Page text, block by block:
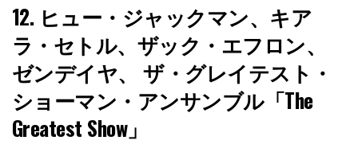
12. ヒュー・ジャックマン、キア
ラ・セトル、ザック・エフロン、
ゼンデイヤ、 ザ・グレイテスト・
ショーマン・アンサンブル「The
Greatest Show」